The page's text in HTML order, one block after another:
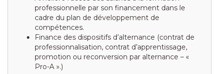
professionnelle par son financement dans le
cadre du plan de développement de
compétences.
Finance des dispositifs d’alternance (contrat de
professionnalisation, contrat d’apprentissage,
promotion ou reconversion par alternance – «
Pro-A ».)